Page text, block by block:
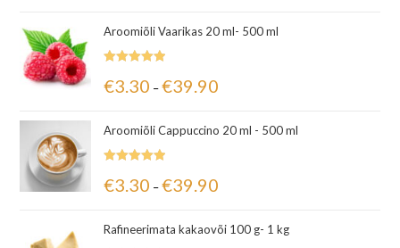
Aroomiõli Vaarikas 20 ml- 500 ml
5.00/ 5
€3.30 – €39.90
Aroomiõli Cappuccino 20 ml - 500 ml
5.00/ 5
€3.30 – €39.90
Rafineerimata kakaovõi 100 g- 1 kg